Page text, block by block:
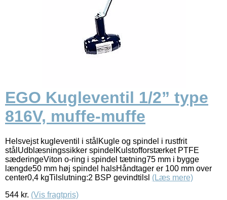
EGO Kugleventil 1/2” type
816V, muffe-muffe
Helsvejst kugleventil i stålKugle og spindel i rustfrit
stålUdblæsningssikker spindelKulstofforstærket PTFE
sæderingeViton o-ring i spindel tætning75 mm i bygge
længde50 mm høj spindel halsHåndtager er 100 mm over
center0,4 kgTilslutning:2 BSP gevindtilsl (Læs mere)
544 kr. (Vis fragtpris)